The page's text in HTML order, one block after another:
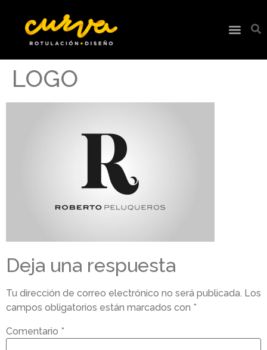
LOGO
Deja una respuesta
Tu dirección de correo electrónico no será publicada. Los
campos obligatorios están marcados con *
Comentario *